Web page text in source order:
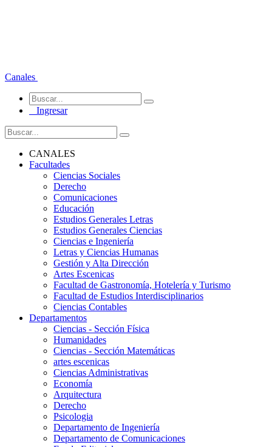
Canales
Ingresar
CANALES
Facultades
Ciencias Sociales
Derecho
Comunicaciones
Educación
Estudios Generales Letras
Estudios Generales Ciencias
Ciencias e Ingeniería
Letras y Ciencias Humanas
Gestión y Alta Dirección
Artes Escenicas
Facultad de Gastronomía, Hotelería y Turismo
Facultad de Estudios Interdisciplinarios
Ciencias Contables
Departamentos
Ciencias - Sección Física
Humanidades
Ciencias - Sección Matemáticas
artes escenicas
Ciencias Administrativas
Economía
Arquitectura
Derecho
Psicologia
Departamento de Ingeniería
Departamento de Comunicaciones